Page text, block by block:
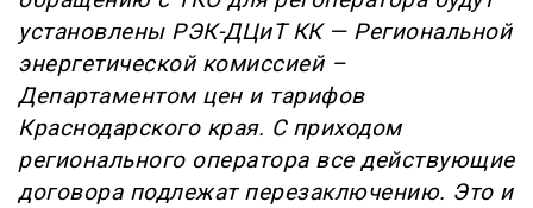
установлены РЭК-ДЦиТ КК — Региональной
энергетической комиссией –
Департаментом цен и тарифов
Краснодарского края. С приходом
регионального оператора все действующие
договора подлежат перезаключению. Это и